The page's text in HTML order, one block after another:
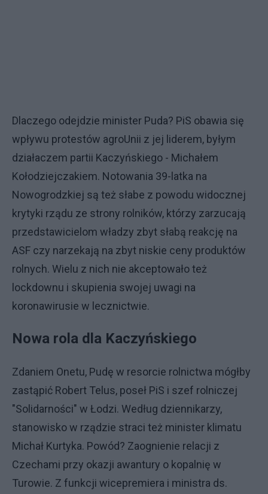
Dlaczego odejdzie minister Puda? PiS obawia się
wpływu protestów agroUnii z jej liderem, byłym
działaczem partii Kaczyńskiego - Michałem
Kołodziejczakiem. Notowania 39-latka na
Nowogrodzkiej są też słabe z powodu widocznej
krytyki rządu ze strony rolników, którzy zarzucają
przedstawicielom władzy zbyt słabą reakcję na
ASF czy narzekają na zbyt niskie ceny produktów
rolnych. Wielu z nich nie akceptowało też
lockdownu i skupienia swojej uwagi na
koronawirusie w lecznictwie.
Nowa rola dla Kaczyńskiego
Zdaniem Onetu, Pudę w resorcie rolnictwa mógłby
zastąpić Robert Telus, poseł PiS i szef rolniczej
"Solidarności" w Łodzi. Według dziennikarzy,
stanowisko w rządzie straci też minister klimatu
Michał Kurtyka. Powód? Zaognienie relacji z
Czechami przy okazji awantury o kopalnię w
Turowie. Z funkcji wicepremiera i ministra ds.